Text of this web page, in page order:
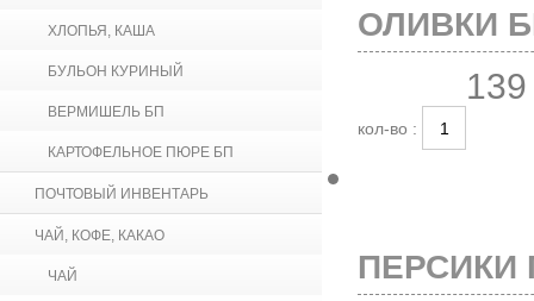
ХЛОПЬЯ, КАША
БУЛЬОН КУРИНЫЙ
ВЕРМИШЕЛЬ БП
КАРТОФЕЛЬНОЕ ПЮРЕ БП
ПОЧТОВЫЙ ИНВЕНТАРЬ
ЧАЙ, КОФЕ, КАКАО
ЧАЙ
ОЛИВКИ
кол-во :
ПЕРСИКИ